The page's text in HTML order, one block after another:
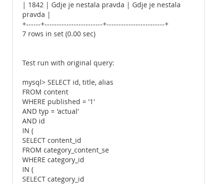
| 1842 | Gdje je nestala pravda | Gdje je nestala
pravda |
+------+------------------------+------------------------+
7 rows in set (0.00 sec)
Test run with original query:
mysql> SELECT id, title, alias
FROM content
WHERE published = '1'
AND typ = 'actual'
AND id
IN (
SELECT content_id
FROM category_content_se
WHERE category_id
IN (
SELECT category_id